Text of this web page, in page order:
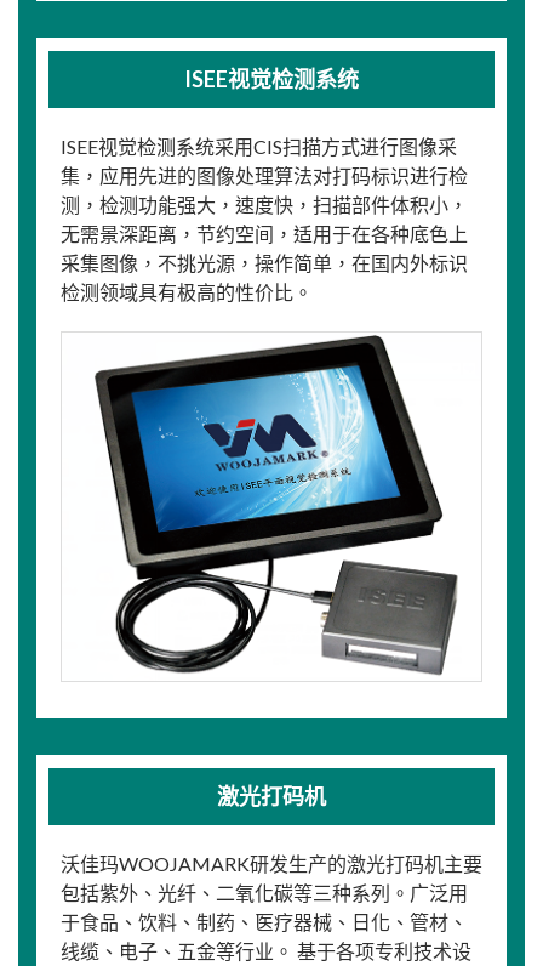
ISEE视觉检测系统
ISEE视觉检测系统采用CIS扫描方式进行图像采
集，应用先进的图像处理算法对打码标识进行检
测，检测功能强大，速度快，扫描部件体积小，
无需景深距离，节约空间，适用于在各种底色上
采集图像，不挑光源，操作简单，在国内外标识
检测领域具有极高的性价比。
激光打码机
沃佳玛WOOJAMARK研发生产的激光打码机主要
包括紫外、光纤、二氧化碳等三种系列。广泛用
于食品、饮料、制药、医疗器械、日化、管材、
线缆、电子、五金等行业。 基于各项专利技术设